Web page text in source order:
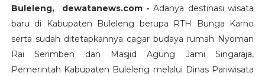
Buleleng, dewatanews.com -Adanya destinasi wisata
baru di Kabupaten Buleleng berupa RTH Bunga Karno
serta sudah ditetapkannya cagar budaya rumah Nyoman
Rai Serimben dan Masjid Agung Jami Singaraja,
Pemerintah Kabupaten Buleleng melalui Dinas Pariwisata